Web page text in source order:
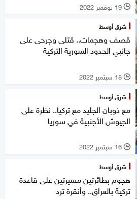
l 19 نوفمبر 2022
شرق أوسط
قصف وهجمات.. قتلى وجرحى على
جانبي الحدود السورية التركية
l 18 سبتمبر 2022
شرق أوسط
مع ذوبان الجليد مع تركيا.. نظرة على
الجيوش الأجنبية في سوريا
l 16 سبتمبر 2022
شرق أوسط
هجوم بطائرتين مسيرتين على قاعدة
تركية بالعراق.. وأنقرة ترد